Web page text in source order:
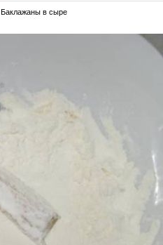
Баклажаны в сыре